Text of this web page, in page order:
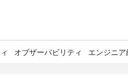
オブザーバビリティ エンジニ